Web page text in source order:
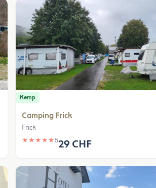
Kemp
Camping Frick
Frick
★ ★ ★ ★ ★529 CHF